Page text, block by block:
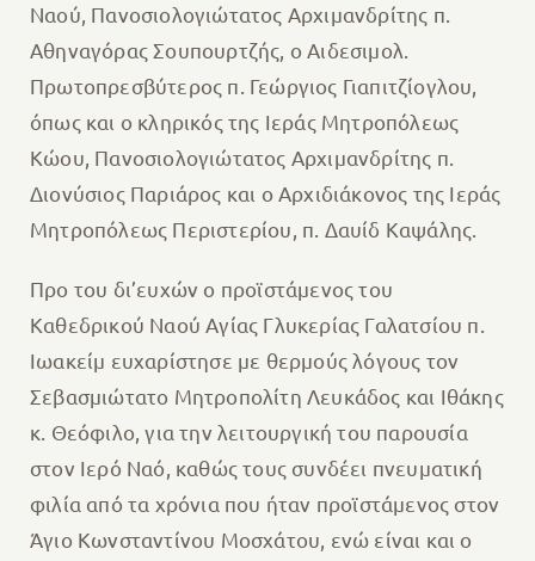
Ναού, Πανοσιολογιώτατος Αρχιμανδρίτης π.
Αθηναγόρας Σουπουρτζής, ο Αιδεσιμολ.
Πρωτοπρεσβύτερος π. Γεώργιος Γιαπιτζίογλου,
όπως και ο κληρικός της Ιεράς Μητροπόλεως
Κώου, Πανοσιολογιώτατος Αρχιμανδρίτης π.
Διονύσιος Παριάρος και ο Αρχιδιάκονος της Ιεράς
Μητροπόλεως Περιστερίου, π. Δαυίδ Καψάλης.
Προ του δι’ευχών ο προϊστάμενος του
Καθεδρικού Ναού Αγίας Γλυκερίας Γαλατσίου π.
Ιωακείμ ευχαρίστησε με θερμούς λόγους τον
Σεβασμιώτατο Μητροπολίτη Λευκάδος και Ιθάκης
κ. Θεόφιλο, για την λειτουργική του παρουσία
στον Ιερό Ναό, καθώς τους συνδέει πνευματική
φιλία από τα χρόνια που ήταν προϊστάμενος στον
Άγιο Κωνσταντίνου Μοσχάτου, ενώ είναι και ο